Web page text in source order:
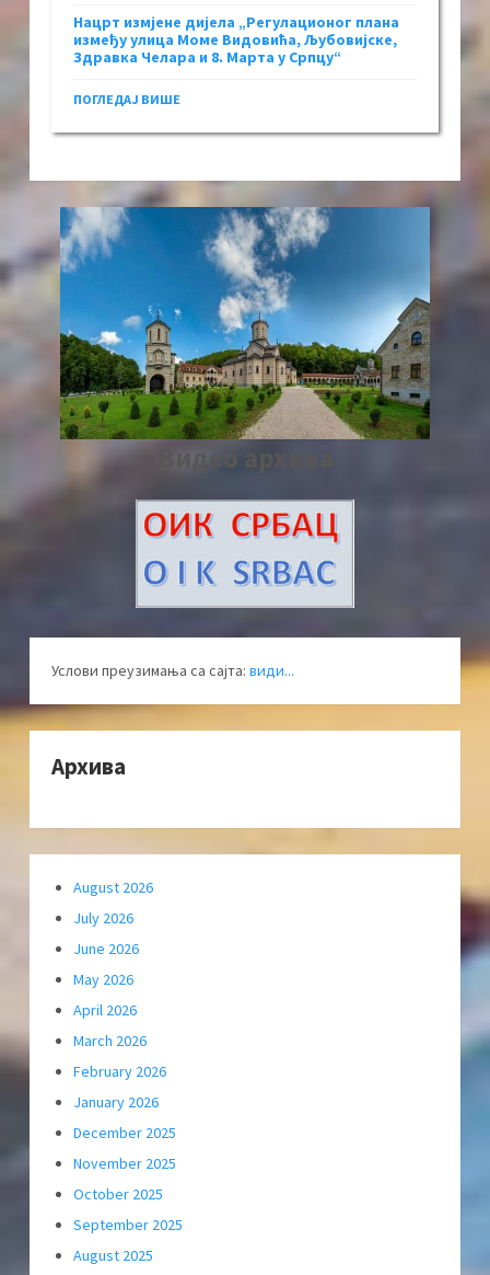
Нацрт измјене дијела „Регулационог плана
између улица Моме Видовића, Љубовијске,
Здравка Челара и 8. Марта у Српцу“
ПОГЛЕДАЈ ВИШЕ
Видео архива
Услови преузимања са сајта: види...
Архива
August 2026
July 2026
June 2026
May 2026
April 2026
March 2026
February 2026
January 2026
December 2025
November 2025
October 2025
September 2025
August 2025